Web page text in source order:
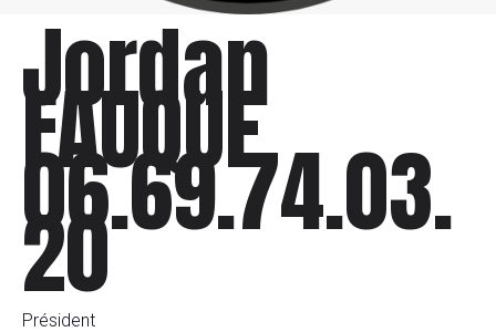
Jordan
FAUQUE
06.69.74.03.
20
Président